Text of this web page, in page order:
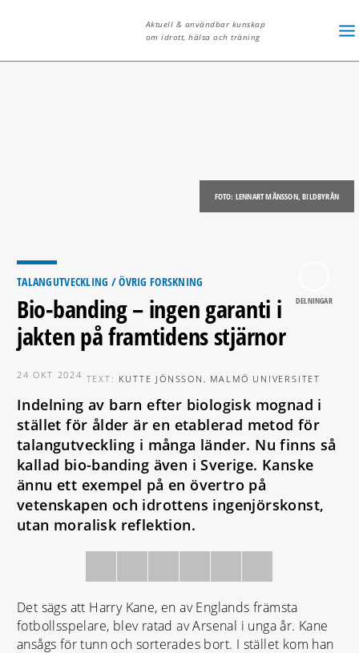
Aktuell & användbar kunskap
om idrott, hälsa och träning
FOTO: LENNART MÅNSSON, BILDBYRÅN
DELNINGAR
TALANGUTVECKLING / ÖVRIG FORSKNING
Bio-banding – ingen garanti i
jakten på framtidens stjärnor
24 OKT 2024 TEXT: KUTTE JÖNSSON, MALMÖ UNIVERSITET
Indelning av barn efter biologisk mognad i
stället för ålder är en etablerad metod för
talangutveckling i många länder. Nu finns så
kallad bio-banding även i Sverige. Kanske
ännu ett exempel på en övertro på
vetenskapen och idrottens ingenjörskonst,
utan moralisk reflektion.
Det sägs att Harry Kane, en av Englands främsta
fotbollsspelare, blev ratad av Arsenal i unga år. Kane
ansågs för tunn och sorterades bort. I stället kom han